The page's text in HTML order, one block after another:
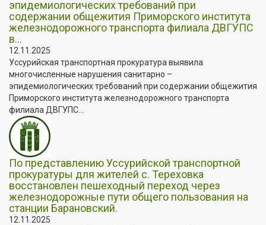
эпидемиологических требований при
содержании общежития Приморского института
железнодорожного транспорта филиала ДВГУПС
в...
12.11.2025
Уссурийская транспортная прокуратура выявила
многочисленные нарушения санитарно –
эпидемиологических требований при содержании общежития
Приморского института железнодорожного транспорта
филиала ДВГУПС...
По представлению Уссурийской транспортной
прокуратуры для жителей с. Тереховка
восстановлен пешеходный переход через
железнодорожные пути общего пользования на
станции Барановский.
12.11.2025